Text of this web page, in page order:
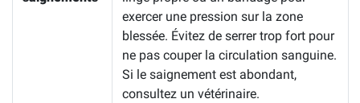
exercer une pression sur la zone
blessée. Évitez de serrer trop fort pour
ne pas couper la circulation sanguine.
Si le saignement est abondant,
consultez un vétérinaire.